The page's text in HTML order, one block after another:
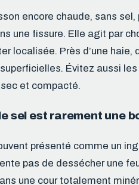
encore chaude, sans
une fissure. Elle agit par
localisée. Près d’une haie,
Évitez aussi
et compacté.
sel est rarement une
présenté comme un
pas de dessécher une
une cour totalement